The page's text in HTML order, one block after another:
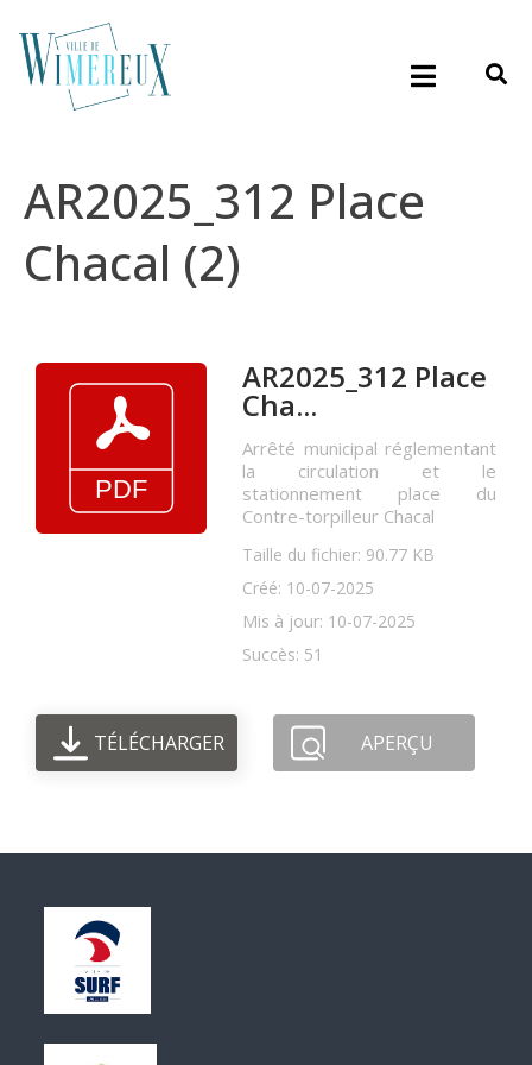
AR2025_312 Place
Chacal (2)
AR2025_312 Place
Cha...
Arrêté municipal réglementant
la circulation et le
stationnement place du
Contre-torpilleur Chacal
Taille du fichier: 90.77 KB
Créé: 10-07-2025
Mis à jour: 10-07-2025
Succès: 51
TÉLÉCHARGER APERÇU